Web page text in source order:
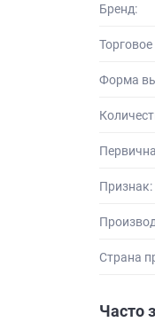
Бренд:
Форма
Признак:
Страна
Часто